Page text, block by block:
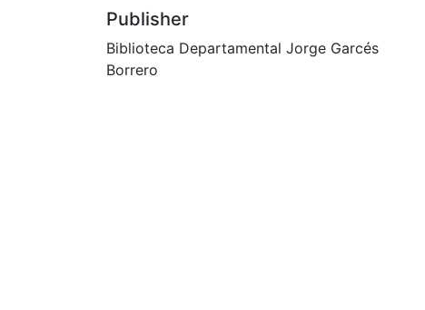
Publisher
Biblioteca Departamental Jorge Garcés
Borrero